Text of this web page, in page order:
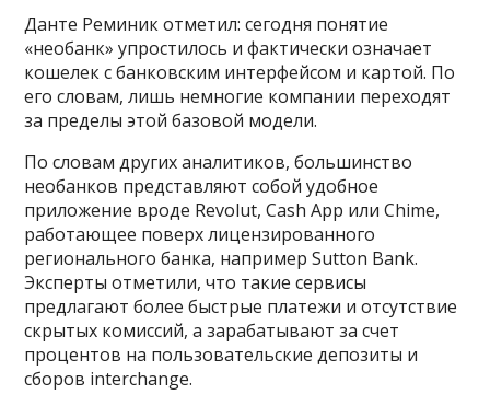
Данте Реминик отметил: сегодня понятие
«необанк» упростилось и фактически означает
кошелек с банковским интерфейсом и картой. По
его словам, лишь немногие компании переходят
за пределы этой базовой модели.
По словам других аналитиков, большинство
необанков представляют собой удобное
приложение вроде Revolut, Cash App или Chime,
работающее поверх лицензированного
регионального банка, например Sutton Bank.
Эксперты отметили, что такие сервисы
предлагают более быстрые платежи и отсутствие
скрытых комиссий, а зарабатывают за счет
процентов на пользовательские депозиты и
сборов interchange.